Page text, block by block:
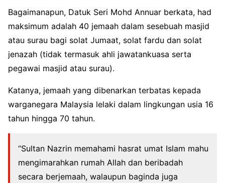
Bagaimanapun, Datuk Seri Mohd Annuar berkata, had
maksimum adalah 40 jemaah dalam sesebuah masjid
atau surau bagi solat Jumaat, solat fardu dan solat
jenazah (tidak termasuk ahli jawatankuasa serta
pegawai masjid atau surau).
Katanya, jemaah yang dibenarkan terbatas kepada
warganegara Malaysia lelaki dalam lingkungan usia 16
tahun hingga 70 tahun.
“Sultan Nazrin memahami hasrat umat Islam mahu
mengimarahkan rumah Allah dan beribadah
secara berjemaah, walaupun baginda juga